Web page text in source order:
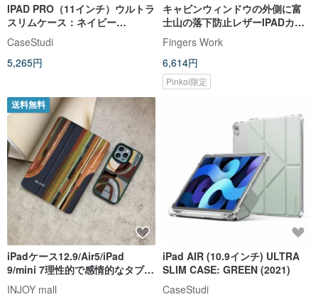
IPAD PRO（11インチ）ウルトラ
スリムケース：ネイビー
（2021）
CaseStudi
5,265円
キャビンウィンドウの外側に富
士山の落下防止レザーIPADカバ
ー、3つ折り、ペンスロット付き
Fingers Work
6,614円
Pinkoi限定
送料無料
iPadケース12.9/Air5/iPad
9/mini 7理性的で感情的なタブレ
ット保護ケース、ペンスロット
付き
INJOY mall
iPad AIR (10.9インチ) ULTRA
SLIM CASE: GREEN (2021)
CaseStudi